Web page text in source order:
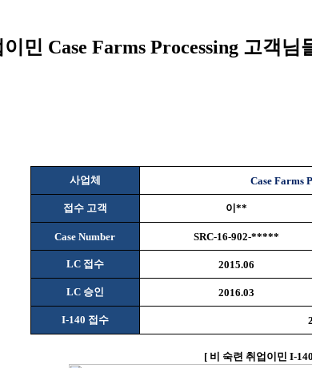
민 Case Farms Processing 고객
사업체 Case Farms
접수 고객 이**
Case Number SRC-16-902-*****
LC 접수 2015.06
LC 승인 2016.03
I-140 접수
[ 비 숙련 취업이민 I-140